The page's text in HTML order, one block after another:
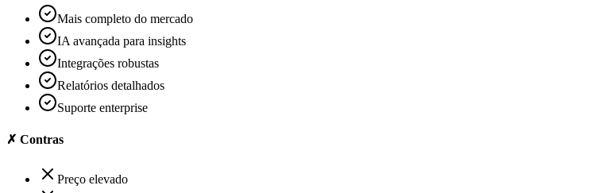
Mais completo do mercado
IA avançada para insights
Integrações robustas
Relatórios detalhados
Suporte enterprise
✗ Contras
Preço elevado